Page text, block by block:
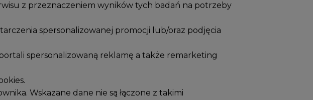
z przeznaczeniem wyników tych badań na potrzeby
spersonalizowanej promocji lub/oraz podjęcia
spersonalizowaną reklamę a także remarketing
Wskazane dane nie są łączone z takimi